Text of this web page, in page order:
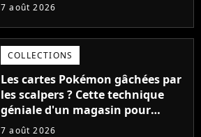
7 août 2026
COLLECTIONS
Les cartes Pokémon gâchées par
les scalpers ? Cette technique
géniale d'un magasin pour
ruiner les revendeurs
7 août 2026